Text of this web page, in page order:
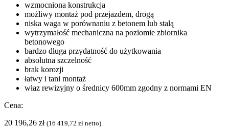
wzmocniona konstrukcja
możliwy montaż pod przejazdem, drogą
niska waga w porównaniu z betonem lub stalą
wytrzymałość mechaniczna na poziomie zbiornika
betonowego
bardzo długa przydatność do użytkowania
absolutna szczelność
brak korozji
łatwy i tani montaż
właz rewizyjny o średnicy 600mm zgodny z normami EN
Cena:
20 196,26 zł (16 419,72 zł netto)